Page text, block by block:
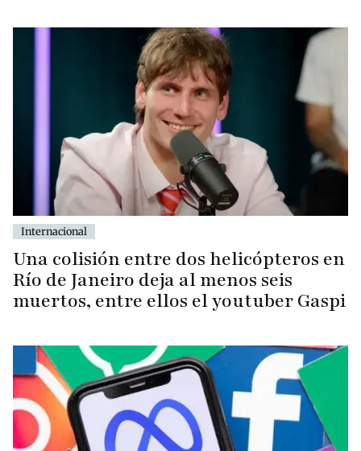
Internacional
Una colisión entre dos helicópteros en
Río de Janeiro deja al menos seis
muertos, entre ellos el youtuber Gaspi